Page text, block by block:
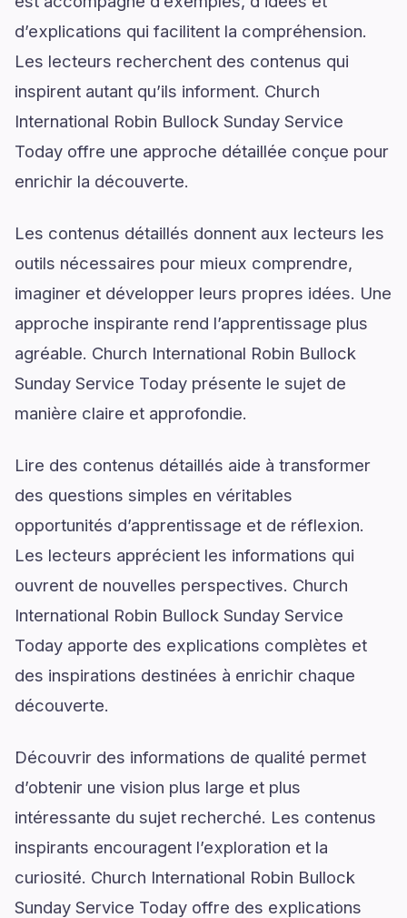
d’explications qui facilitent la compréhension.
Les lecteurs recherchent des contenus qui
inspirent autant qu’ils informent. Church
International Robin Bullock Sunday Service
Today offre une approche détaillée conçue pour
enrichir la découverte.
Les contenus détaillés donnent aux lecteurs les
outils nécessaires pour mieux comprendre,
imaginer et développer leurs propres idées. Une
approche inspirante rend l’apprentissage plus
agréable. Church International Robin Bullock
Sunday Service Today présente le sujet de
manière claire et approfondie.
Lire des contenus détaillés aide à transformer
des questions simples en véritables
opportunités d’apprentissage et de réflexion.
Les lecteurs apprécient les informations qui
ouvrent de nouvelles perspectives. Church
International Robin Bullock Sunday Service
Today apporte des explications complètes et
des inspirations destinées à enrichir chaque
découverte.
Découvrir des informations de qualité permet
d’obtenir une vision plus large et plus
intéressante du sujet recherché. Les contenus
inspirants encouragent l’exploration et la
curiosité. Church International Robin Bullock
Sunday Service Today offre des explications